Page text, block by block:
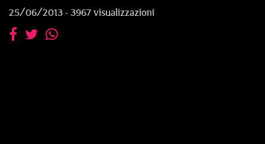
25/06/2013 - 3967 visualizzazioni